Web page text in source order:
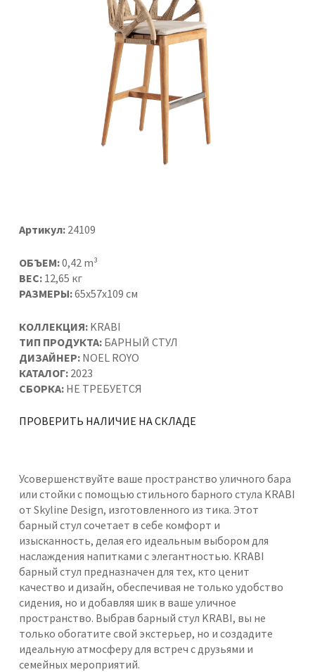
Артикул:24109
ОБЪЕМ:0,42 m³
ВЕС: 12,65 кг
РАЗМЕРЫ:65x57x109 см
КОЛЛЕКЦИЯ: KRABI
ТИП ПРОДУКТА: БАРНЫЙ СТУЛ
ДИЗАЙНЕР: NOEL ROYO
КАТАЛОГ: 2023
СБОРКА: НЕ ТРЕБУЕТСЯ
ПРОВЕРИТЬ НАЛИЧИЕ НА СКЛАДЕ
Усовершенствуйте ваше пространство уличного бара
или стойки с помощью стильного барного стула KRABI
от Skyline Design, изготовленного из тика. Этот
барный стул сочетает в себе комфорт и
изысканность, делая его идеальным выбором для
наслаждения напитками с элегантностью. KRABI
барный стул предназначен для тех, кто ценит
качество и дизайн, обеспечивая не только удобство
сидения, но и добавляя шик в ваше уличное
пространство. Выбрав барный стул KRABI, вы не
только обогатите свой экстерьер, но и создадите
идеальную атмосферу для встреч с друзьями и
семейных мероприятий.